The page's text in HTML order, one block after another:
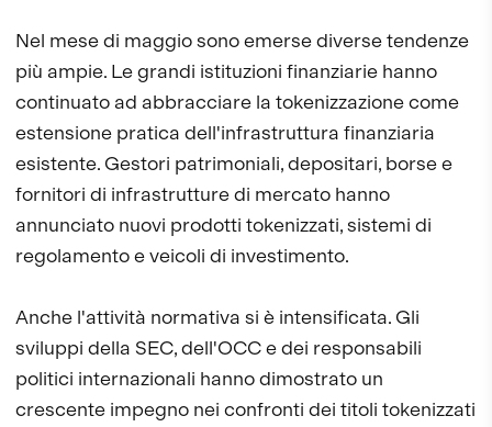
Nel mese di maggio sono emerse diverse tendenze
più ampie. Le grandi istituzioni finanziarie hanno
continuato ad abbracciare la tokenizzazione come
estensione pratica dell'infrastruttura finanziaria
esistente. Gestori patrimoniali, depositari, borse e
fornitori di infrastrutture di mercato hanno
annunciato nuovi prodotti tokenizzati, sistemi di
regolamento e veicoli di investimento.
Anche l'attività normativa si è intensificata. Gli
sviluppi della SEC, dell'OCC e dei responsabili
politici internazionali hanno dimostrato un
crescente impegno nei confronti dei titoli tokenizzati